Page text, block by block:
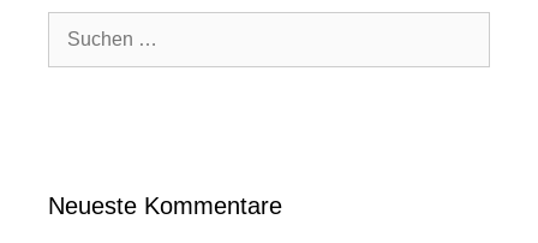
Neueste Kommentare